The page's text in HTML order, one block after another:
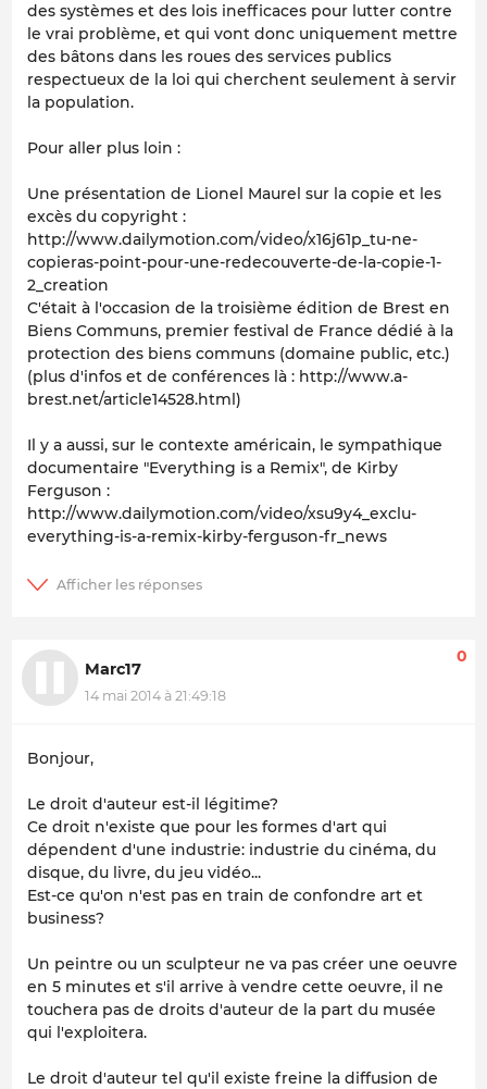
des systèmes et des lois inefficaces pour lutter contre
le vrai problème, et qui vont donc uniquement mettre
des bâtons dans les roues des services publics
respectueux de la loi qui cherchent seulement à servir
la population.
Pour aller plus loin :
Une présentation de Lionel Maurel sur la copie et les
excès du copyright :
http://www.dailymotion.com/video/x16j61p_tu-ne-
copieras-point-pour-une-redecouverte-de-la-copie-1-
2_creation
C'était à l'occasion de la troisième édition de Brest en
Biens Communs, premier festival de France dédié à la
protection des biens communs (domaine public, etc.)
(plus d'infos et de conférences là : http://www.a-
brest.net/article14528.html)
Il y a aussi, sur le contexte américain, le sympathique
documentaire "Everything is a Remix", de Kirby
Ferguson :
http://www.dailymotion.com/video/xsu9y4_exclu-
everything-is-a-remix-kirby-ferguson-fr_news
Marc17
14 mai 2014 à 21:49:18
0
Bonjour,
Le droit d'auteur est-il légitime?
Ce droit n'existe que pour les formes d'art qui
dépendent d'une industrie: industrie du cinéma, du
disque, du livre, du jeu vidéo...
Est-ce qu'on n'est pas en train de confondre art et
business?
Un peintre ou un sculpteur ne va pas créer une oeuvre
en 5 minutes et s'il arrive à vendre cette oeuvre, il ne
touchera pas de droits d'auteur de la part du musée
qui l'exploitera.
Le droit d'auteur tel qu'il existe freine la diffusion de